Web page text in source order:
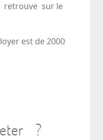
retrouve sur le
est de 2000
?